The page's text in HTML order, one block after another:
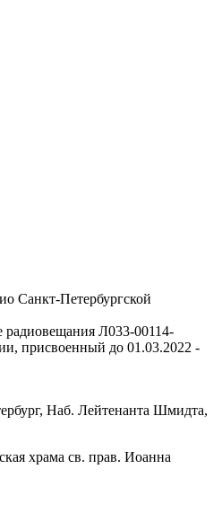
Санкт-Петербургской
радиовещания Л033-00114-
присвоенный до 01.03.2022 -
Наб. Лейтенанта Шмидта,
храма св. прав. Иоанна